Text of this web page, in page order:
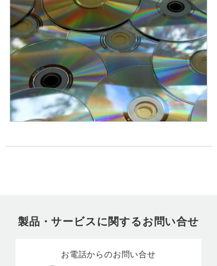
製品・サービスに関するお問い合せ
お電話からのお問い合せ